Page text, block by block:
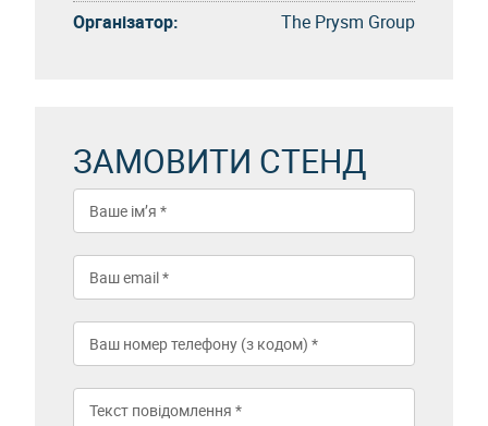
Організатор:
The Prysm Group
ЗАМОВИТИ СТЕНД